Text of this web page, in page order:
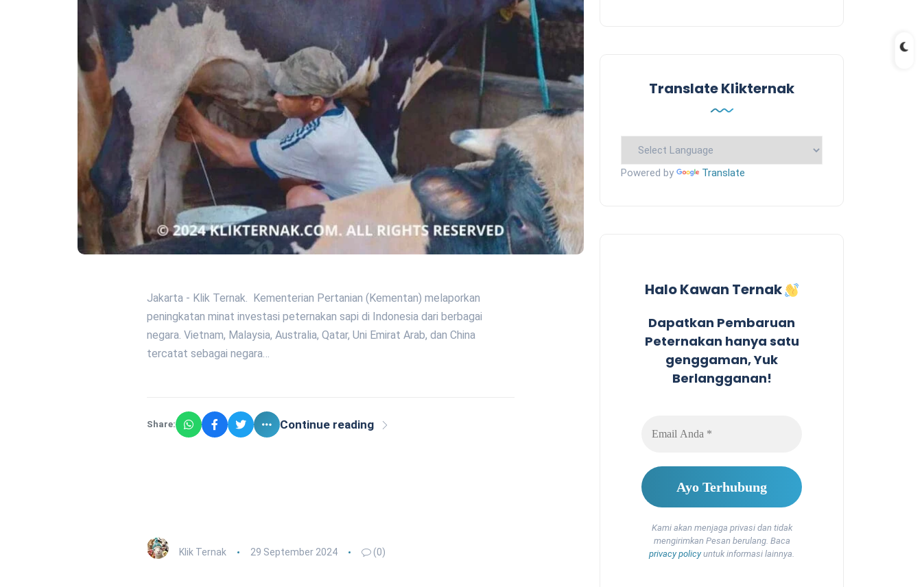
Jakarta - Klik Ternak. Kementerian Pertanian (Kementan) melaporkan
peningkatan minat investasi peternakan sapi di Indonesia dari berbagai
negara. Vietnam, Malaysia, Australia, Qatar, Uni Emirat Arab, dan China
tercatat sebagai negara…
Share: Continue reading
Klik Ternak 29 September 2024 (0)
Translate Klikternak
Powered by Translate
Halo Kawan Ternak
Dapatkan Pembaruan
Peternakan hanya satu
genggaman, Yuk
Berlangganan!
Kami akan menjaga privasi dan tidak
mengirimkan Pesan berulang. Baca
privacy policyuntuk informasi lainnya.